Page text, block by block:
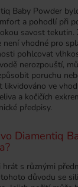
Baby Powder
a pohodlí při
savost
není vhodné pro
pohlcovat
nerozpouští,
poruchu
likvidováno ve
a kočičích
předpisy.
Diamentiq
s různými
důvodu se